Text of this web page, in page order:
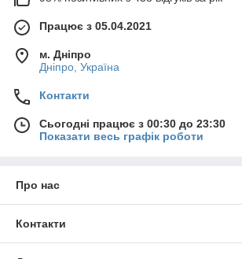
Працює з 05.04.2021
м. Дніпро
Дніпро, Україна
Контакти
Сьогодні працює з 00:30 до 23:30
Показати весь графік роботи
Про нас
Контакти